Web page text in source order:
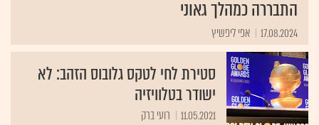
התבררה כמהלך גאוני
17.08.2024 אפי ליפשיץ
סטירת לחי לטקס גלובוס הזהב: לא
ישודר בטלוויזיה
11.05.2021 רועי ברק